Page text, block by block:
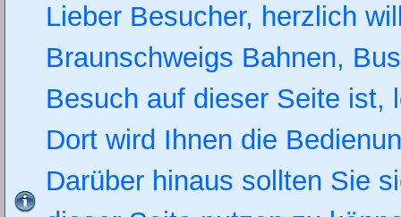
Lieber Besucher, herzlich
Braunschweigs Bahnen,
Besuch auf dieser Seite
Dort wird Ihnen die
Darüber hinaus sollten Sie